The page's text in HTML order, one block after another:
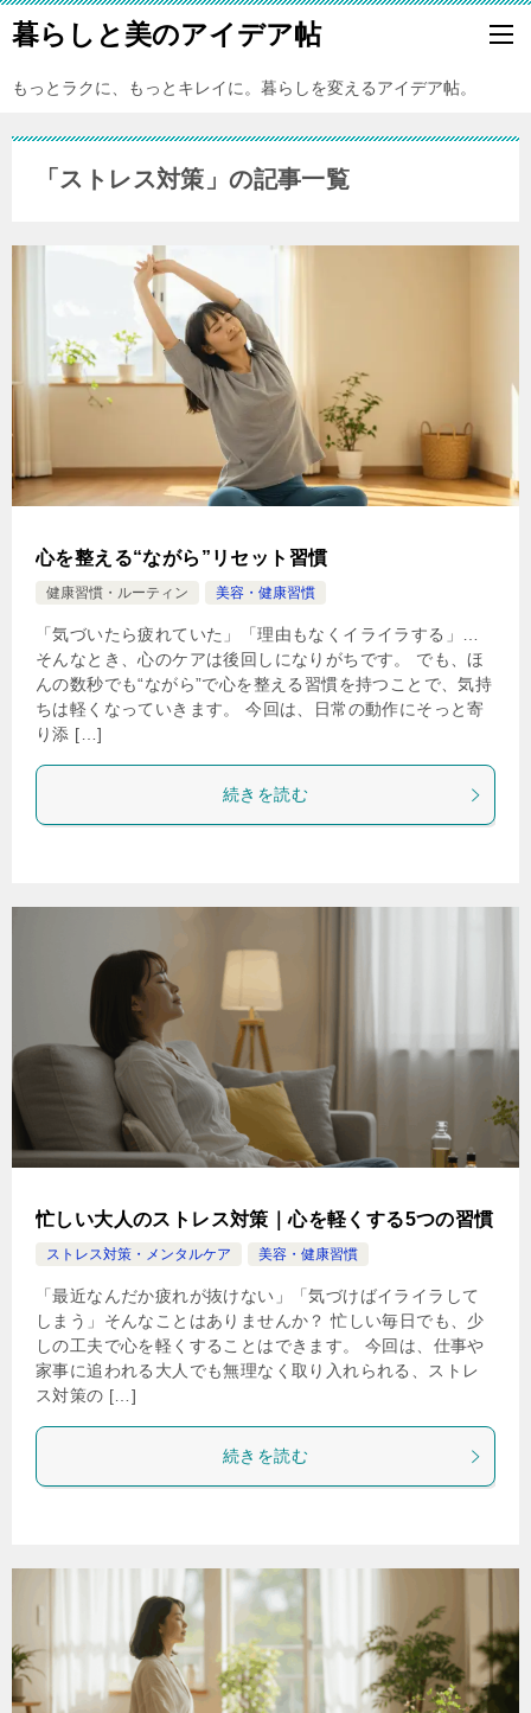
暮らしと美のアイデア帖
もっとラクに、もっとキレイに。暮らしを変えるアイデア帖。
「ストレス対策」の記事一覧
心を整える“ながら”リセット習慣
健康習慣・ルーティン 美容・健康習慣
「気づいたら疲れていた」「理由もなくイライラする」…
そんなとき、心のケアは後回しになりがちです。 でも、ほ
んの数秒でも“ながら”で心を整える習慣を持つことで、気持
ちは軽くなっていきます。 今回は、日常の動作にそっと寄
り添 […]
続きを読む
忙しい大人のストレス対策｜心を軽くする5つの習慣
ストレス対策・メンタルケア 美容・健康習慣
「最近なんだか疲れが抜けない」「気づけばイライラして
しまう」そんなことはありませんか？ 忙しい毎日でも、少
しの工夫で心を軽くすることはできます。 今回は、仕事や
家事に追われる大人でも無理なく取り入れられる、ストレ
ス対策の […]
続きを読む